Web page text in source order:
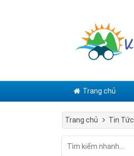
Trang chủ
Trang chủ Tin Tức